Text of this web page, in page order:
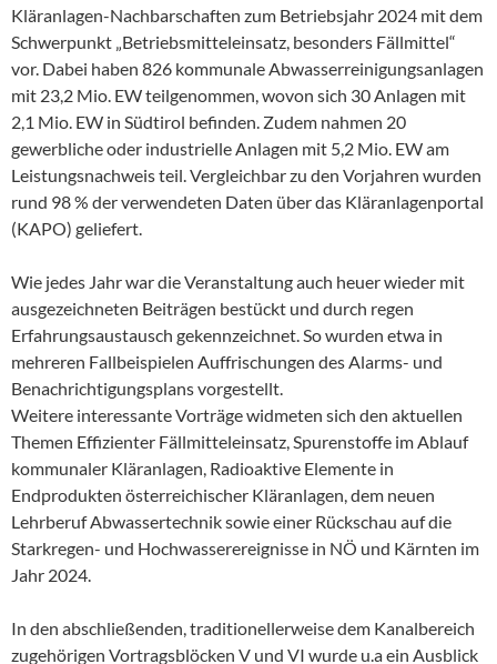
Kläranlagen-Nachbarschaften zum Betriebsjahr 2024 mit dem
Schwerpunkt „Betriebsmitteleinsatz, besonders Fällmittel“
vor. Dabei haben 826 kommunale Abwasserreinigungsanlagen
mit 23,2 Mio. EW teilgenommen, wovon sich 30 Anlagen mit
2,1 Mio. EW in Südtirol befinden. Zudem nahmen 20
gewerbliche oder industrielle Anlagen mit 5,2 Mio. EW am
Leistungsnachweis teil. Vergleichbar zu den Vorjahren wurden
rund 98 % der verwendeten Daten über das Kläranlagenportal
(KAPO) geliefert.
Wie jedes Jahr war die Veranstaltung auch heuer wieder mit
ausgezeichneten Beiträgen bestückt und durch regen
Erfahrungsaustausch gekennzeichnet. So wurden etwa in
mehreren Fallbeispielen Auffrischungen des Alarms- und
Benachrichtigungsplans vorgestellt.
Weitere interessante Vorträge widmeten sich den aktuellen
Themen Effizienter Fällmitteleinsatz, Spurenstoffe im Ablauf
kommunaler Kläranlagen, Radioaktive Elemente in
Endprodukten österreichischer Kläranlagen, dem neuen
Lehrberuf Abwassertechnik sowie einer Rückschau auf die
Starkregen- und Hochwasserereignisse in NÖ und Kärnten im
Jahr 2024.
In den abschließenden, traditionellerweise dem Kanalbereich
zugehörigen Vortragsblöcken V und VI wurde u.a ein Ausblick